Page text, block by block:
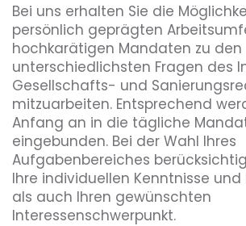
Bei uns erhalten Sie die
persönlich geprägten
hochkarätigen Mandaten zu den
unterschiedlichsten Fragen des
Gesellschafts- und
mitzuarbeiten. Entsprechend
Anfang an in die tägliche
eingebunden. Bei der Wahl Ihres
Aufgabenbereiches
Ihre individuellen Kenntnisse und
als auch Ihren gewünschten
Interessenschwerpunkt.